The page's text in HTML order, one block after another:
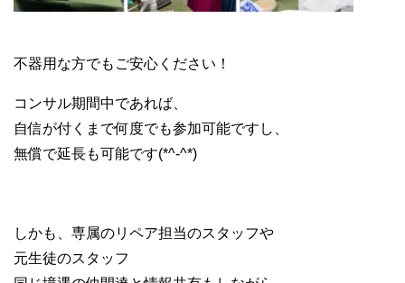
不器用な方でもご安心ください！
コンサル期間中であれば、
自信が付くまで何度でも参加可能ですし、
無償で延長も可能です(*^-^*)
しかも、専属のリペア担当のスタッフや
元生徒のスタッフ